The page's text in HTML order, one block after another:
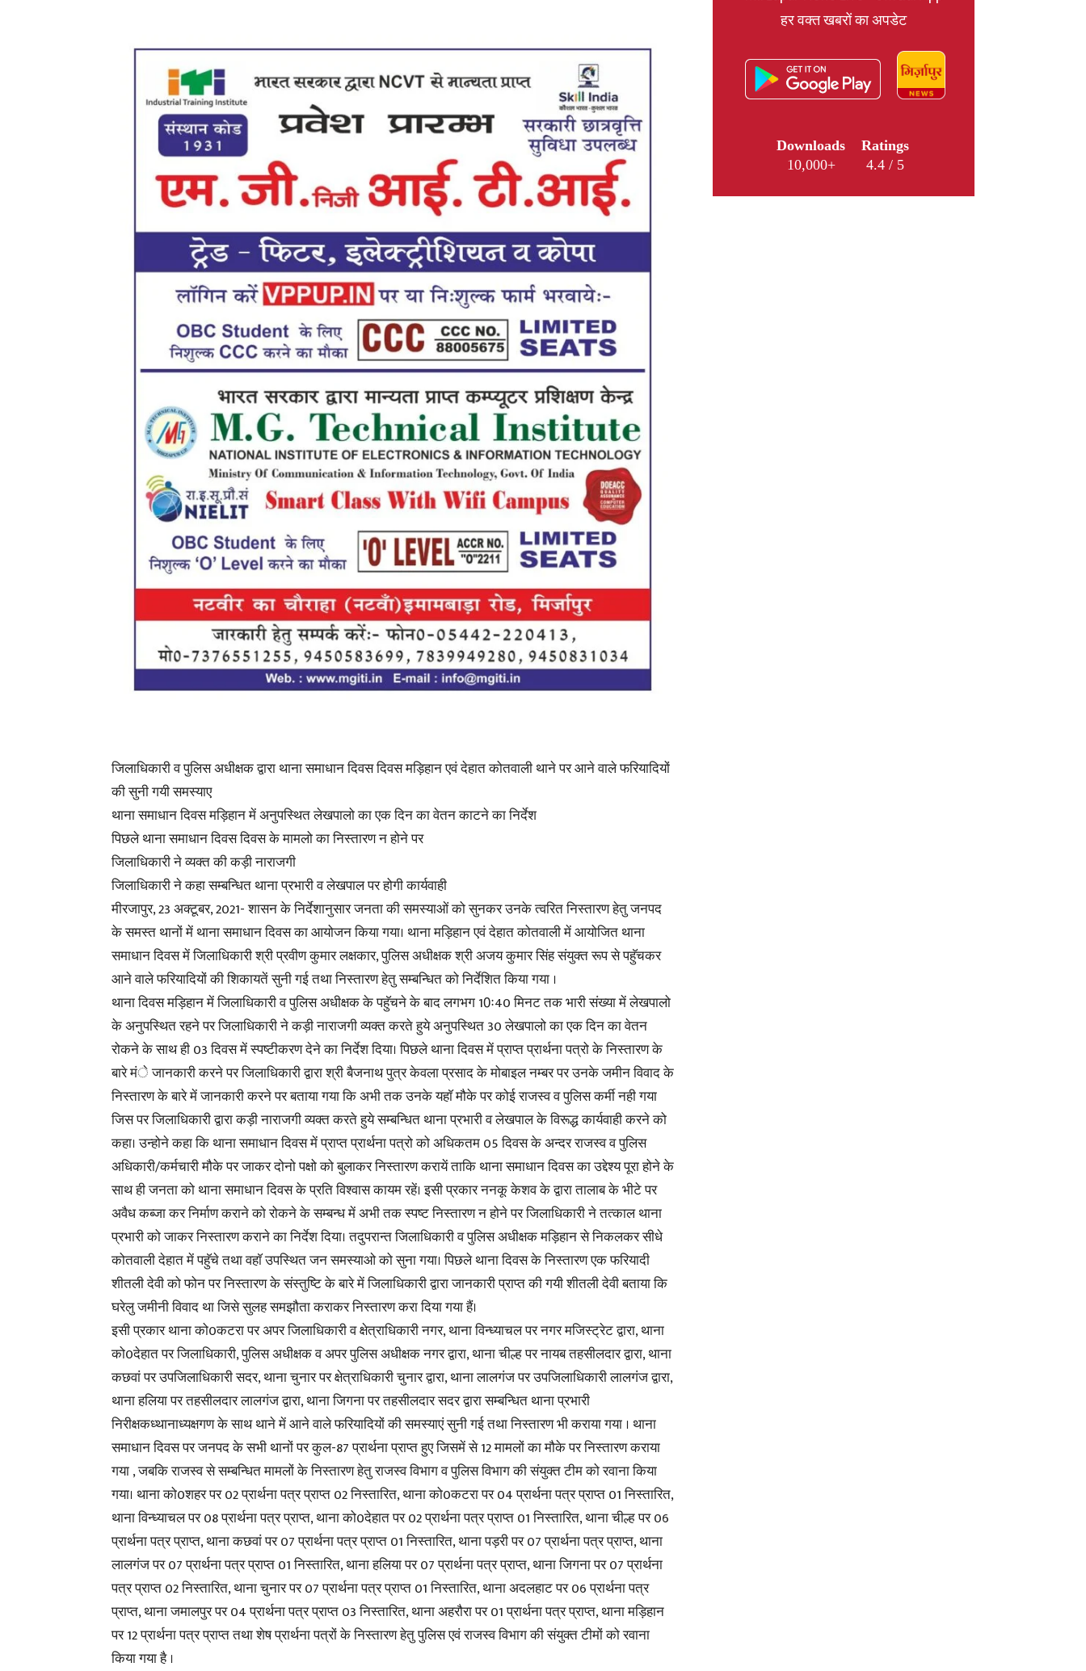
News,
Latest
News
in
Hindi,
Today
Paper
जिलाधिकारी व पुलिस अधीक्षक द्वारा थाना समाधान दिवस दिवस मड़िहान एवं देहात कोतवाली थाने पर आने वाले फरियादियों
की सुनी गयी समस्याए
थाना समाधान दिवस मड़िहान में अनुपस्थित लेखपालो का एक दिन का वेतन काटने का निर्देश
पिछले थाना समाधान दिवस दिवस के मामलो का निस्तारण न होने पर
जिलाधिकारी ने व्यक्त की कड़ी नाराजगी
जिलाधिकारी ने कहा सम्बन्धित थाना प्रभारी व लेखपाल पर होगी कार्यवाही
मीरजापुर, 23 अक्टूबर, 2021- शासन के निर्देशानुसार जनता की समस्याओं को सुनकर उनके त्वरित निस्तारण हेतु जनपद
के समस्त थानों में थाना समाधान दिवस का आयोजन किया गया। थाना मड़िहान एवं देहात कोतवाली में आयोजित थाना
समाधान दिवस में जिलाधिकारी श्री प्रवीण कुमार लक्षकार, पुलिस अधीक्षक श्री अजय कुमार सिंह संयुक्त रूप से पहुॅचकर
आने वाले फरियादियों की शिकायतें सुनी गई तथा निस्तारण हेतु सम्बन्धित को निर्देशित किया गया ।
थाना दिवस मड़िहान में जिलाधिकारी व पुलिस अधीक्षक के पहुॅचने के बाद लगभग 10ः40 मिनट तक भारी संख्या में लेखपालो
के अनुपस्थित रहने पर जिलाधिकारी ने कड़ी नाराजगी व्यक्त करते हुये अनुपस्थित 30 लेखपालो का एक दिन का वेतन
रोकने के साथ ही 03 दिवस में स्पष्टीकरण देने का निर्देश दिया। पिछले थाना दिवस में प्राप्त प्रार्थना पत्रो के निस्तारण के
बारे मंे जानकारी करने पर जिलाधिकारी द्वारा श्री बैजनाथ पुत्र केवला प्रसाद के मोबाइल नम्बर पर उनके जमीन विवाद के
निस्तारण के बारे में जानकारी करने पर बताया गया कि अभी तक उनके यहाॅ मौके पर कोई राजस्व व पुलिस कर्मी नही गया
जिस पर जिलाधिकारी द्वारा कड़ी नाराजगी व्यक्त करते हुये सम्बन्धित थाना प्रभारी व लेखपाल के विरूद्ध कार्यवाही करने को
कहा। उन्होने कहा कि थाना समाधान दिवस में प्राप्त प्रार्थना पत्रो को अधिकतम 05 दिवस के अन्दर राजस्व व पुलिस
अधिकारी/कर्मचारी मौके पर जाकर दोनो पक्षो को बुलाकर निस्तारण करायें ताकि थाना समाधान दिवस का उद्देश्य पूरा होने के
साथ ही जनता को थाना समाधान दिवस के प्रति विश्वास कायम रहें। इसी प्रकार ननकू केशव के द्वारा तालाब के भीटे पर
अवैध कब्जा कर निर्माण कराने को रोकने के सम्बन्ध में अभी तक स्पष्ट निस्तारण न होने पर जिलाधिकारी ने तत्काल थाना
प्रभारी को जाकर निस्तारण कराने का निर्देश दिया। तदुपरान्त जिलाधिकारी व पुलिस अधीक्षक मड़िहान से निकलकर सीधे
कोतवाली देहात में पहुॅचे तथा वहाॅ उपस्थित जन समस्याओ को सुना गया। पिछले थाना दिवस के निस्तारण एक फरियादी
शीतली देवी को फोन पर निस्तारण के संस्तुष्टि के बारे में जिलाधिकारी द्वारा जानकारी प्राप्त की गयी शीतली देवी बताया कि
घरेलु जमीनी विवाद था जिसे सुलह समझौता कराकर निस्तारण करा दिया गया हैं।
इसी प्रकार थाना को0कटरा पर अपर जिलाधिकारी व क्षेत्राधिकारी नगर, थाना विन्ध्याचल पर नगर मजिस्ट्रेट द्वारा, थाना
को0देहात पर जिलाधिकारी, पुलिस अधीक्षक व अपर पुलिस अधीक्षक नगर द्वारा, थाना चील्ह पर नायब तहसीलदार द्वारा, थाना
कछवां पर उपजिलाधिकारी सदर, थाना चुनार पर क्षेत्राधिकारी चुनार द्वारा, थाना लालगंज पर उपजिलाधिकारी लालगंज द्वारा,
थाना हलिया पर तहसीलदार लालगंज द्वारा, थाना जिगना पर तहसीलदार सदर द्वारा सम्बन्धित थाना प्रभारी
निरीक्षकध्थानाध्यक्षगण के साथ थाने में आने वाले फरियादियों की समस्याएं सुनी गई तथा निस्तारण भी कराया गया । थाना
समाधान दिवस पर जनपद के सभी थानों पर कुल-87 प्रार्थना प्राप्त हुए जिसमें से 12 मामलों का मौके पर निस्तारण कराया
गया , जबकि राजस्व से सम्बन्धित मामलों के निस्तारण हेतु राजस्व विभाग व पुलिस विभाग की संयुक्त टीम को रवाना किया
गया। थाना को0शहर पर 02 प्रार्थना पत्र प्राप्त 02 निस्तारित, थाना को0कटरा पर 04 प्रार्थना पत्र प्राप्त 01 निस्तारित,
थाना विन्ध्याचल पर 08 प्रार्थना पत्र प्राप्त, थाना को0देहात पर 02 प्रार्थना पत्र प्राप्त 01 निस्तारित, थाना चील्ह पर 06
प्रार्थना पत्र प्राप्त, थाना कछवां पर 07 प्रार्थना पत्र प्राप्त 01 निस्तारित, थाना पड़री पर 07 प्रार्थना पत्र प्राप्त, थाना
लालगंज पर 07 प्रार्थना पत्र प्राप्त 01 निस्तारित, थाना हलिया पर 07 प्रार्थना पत्र प्राप्त, थाना जिगना पर 07 प्रार्थना
पत्र प्राप्त 02 निस्तारित, थाना चुनार पर 07 प्रार्थना पत्र प्राप्त 01 निस्तारित, थाना अदलहाट पर 06 प्रार्थना पत्र
प्राप्त, थाना जमालपुर पर 04 प्रार्थना पत्र प्राप्त 03 निस्तारित, थाना अहरौरा पर 01 प्रार्थना पत्र प्राप्त, थाना मड़िहान
पर 12 प्रार्थना पत्र प्राप्त तथा शेष प्रार्थना पत्रों के निस्तारण हेतु पुलिस एवं राजस्व विभाग की संयुक्त टीमों को रवाना
किया गया है ।
हर वक्त खबरों का अपडेट
Downloads
10,000+
Ratings
4.4 / 5